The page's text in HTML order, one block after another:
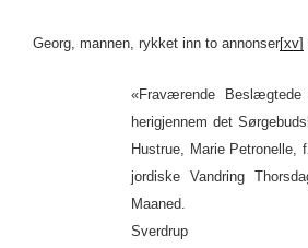
Georg, mannen, rykket inn to annonser[xv]
«Fraværende
herigjennem det
Hustrue, Marie Petronelle,
jordiske Vandring
Maaned.
Sverdrup